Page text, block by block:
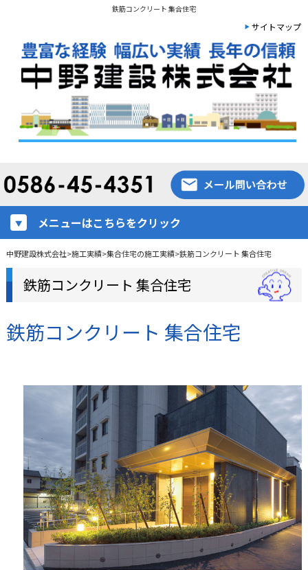
鉄筋コンクリート 集合住宅
サイトマップ
メニューはこちらをクリック
中野建設株式会社>施工実績>集合住宅の施工実績>鉄筋コンクリート 集合住宅
鉄筋コンクリート 集合住宅
鉄筋コンクリート 集合住宅